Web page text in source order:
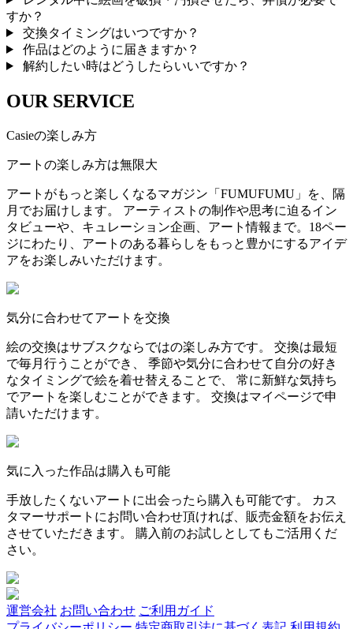
すか？
交換タイミングはいつですか？
作品はどのように届きますか？
解約したい時はどうしたらいいですか？
OUR SERVICE
Casieの楽しみ方
アートの楽しみ方は無限大
アートがもっと楽しくなるマガジン「FUMUFUMU」を、隔
月でお届けします。 アーティストの制作や思考に迫るイン
タビューや、キュレーション企画、アート情報まで。18ペー
ジにわたり、アートのある暮らしをもっと豊かにするアイデ
アをお楽しみいただけます。
気分に合わせてアートを交換
絵の交換はサブスクならではの楽しみ方です。 交換は最短
で毎月行うことができ、 季節や気分に合わせて自分の好き
なタイミングで絵を着せ替えることで、 常に新鮮な気持ち
でアートを楽しむことができます。 交換はマイページで申
請いただけます。
気に入った作品は購入も可能
手放したくないアートに出会ったら購入も可能です。 カス
タマーサポートにお問い合わせ頂ければ、販売金額をお伝え
させていただきます。 購入前のお試しとしてもご活用くだ
さい。
運営会社 お問い合わせ ご利用ガイド